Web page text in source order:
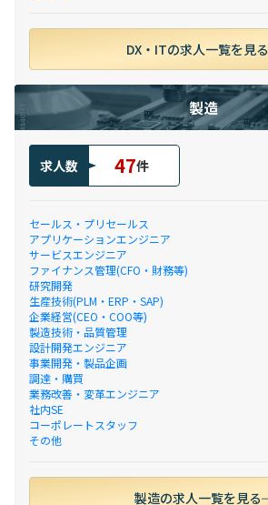
DX・ITの求人一覧を見る
製造
求人数 47件
セールス・プリセールス
アプリケーションエンジニア
サービスエンジニア
ファイナンス管理(CFO・財務等)
研究開発
生産技術(PLM・ERP・SAP)
企業経営(CEO・COO等)
製造技術・品質管理
設計開発エンジニア
事業開発・製品企画
調達・購買
業務改善・変革エンジニア
社内SE
コーポレートスタッフ
その他
製造の求人一覧を見る